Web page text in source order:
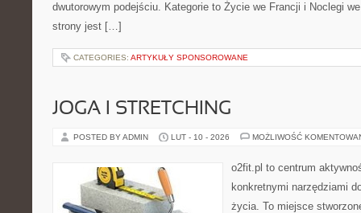
dwutorowym podejściu. Kategorie to Życie we Francji i Noclegi
strony jest […]
CATEGORIES: ARTYKUŁY SPONSOROWANE
JOGA I STRETCHING
POSTED BY ADMIN LUT - 10 - 2026 MOŻLIWOŚĆ
o2fit.pl to centrum
konkretnymi narzędziami
życia. To miejsce